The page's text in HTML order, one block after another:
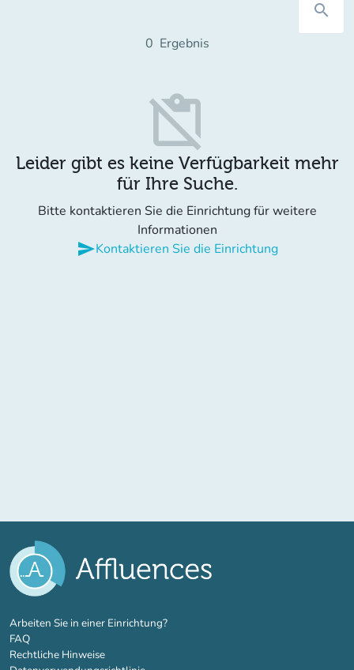
search
0 Ergebnis
content_paste_off
Leider gibt es keine Verfügbarkeit mehr
für Ihre Suche.
Bitte kontaktieren Sie die Einrichtung für weitere
Informationen
sendKontaktieren Sie die Einrichtung
Arbeiten Sie in einer Einrichtung?(new tab)
FAQ
Rechtliche Hinweise